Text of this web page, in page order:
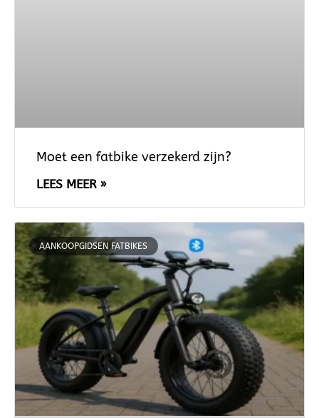
Moet een fatbike verzekerd zijn?
LEES MEER »
AANKOOPGIDSEN FATBIKES